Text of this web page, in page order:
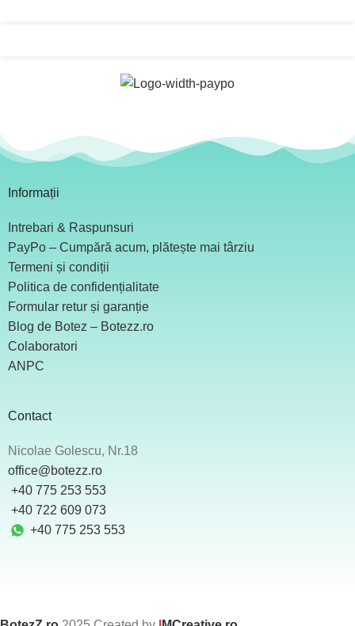
Informații
Intrebari & Raspunsuri
PayPo – Cumpără acum, plătește mai târziu
Termeni și condiții
Politica de confidențialitate
Formular retur și garanție
Blog de Botez – Botezz.ro
Colaboratori
ANPC
Contact
Nicolae Golescu, Nr.18
office@botezz.ro
+40 775 253 553
‪ +40 722 609 073
+40 775 253 553